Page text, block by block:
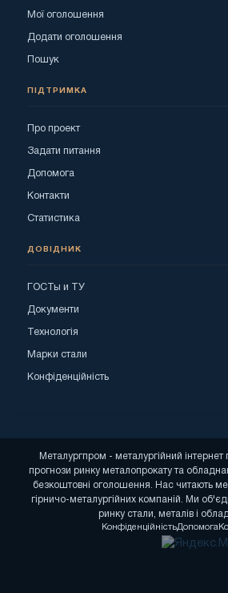
Мої оголошення
Додати оголошення
Пошук
ПІДТРИМКА
Про проект
Задати питання
Допомога
Контакти
Статистика
ДОВІДНИК
ГОСТы и ТУ
Документи
Технологія
Марки стали
Конфіденційність
Металургпром - металургійний інтернет
прогнози ринку металопрокату та
безкоштовні оголошення. Нас читають
гірничо-металургійних компаній. Ми
ринку стали, металів і
КонфіденційністьДопомога